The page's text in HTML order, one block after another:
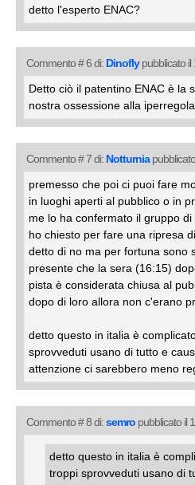
detto l'esperto ENAC?
Commento # 6 di: Dinoflypubblicato il
Detto ciò il patentino ENAC è la
nostra ossessione alla
Commento # 7 di: Notturnia
premesso che poi ci puoi fare
in luoghi aperti al pubblico o in
me lo ha confermato il gruppo di
ho chiesto per fare una ripresa
detto di no ma per fortuna sono
presente che la sera (16:15)
pista è considerata chiusa al
dopo di loro allora non c'erano
detto questo in italia è
sprovveduti usano di tutto e
attenzione ci sarebbero meno
Commento # 8 di:semro pubblicato il
detto questo in italia è
troppi sprovveduti usano di